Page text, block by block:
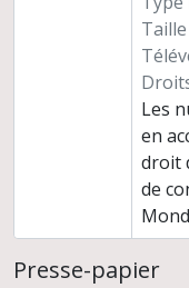
Les
en
droit
de
Presse-papier